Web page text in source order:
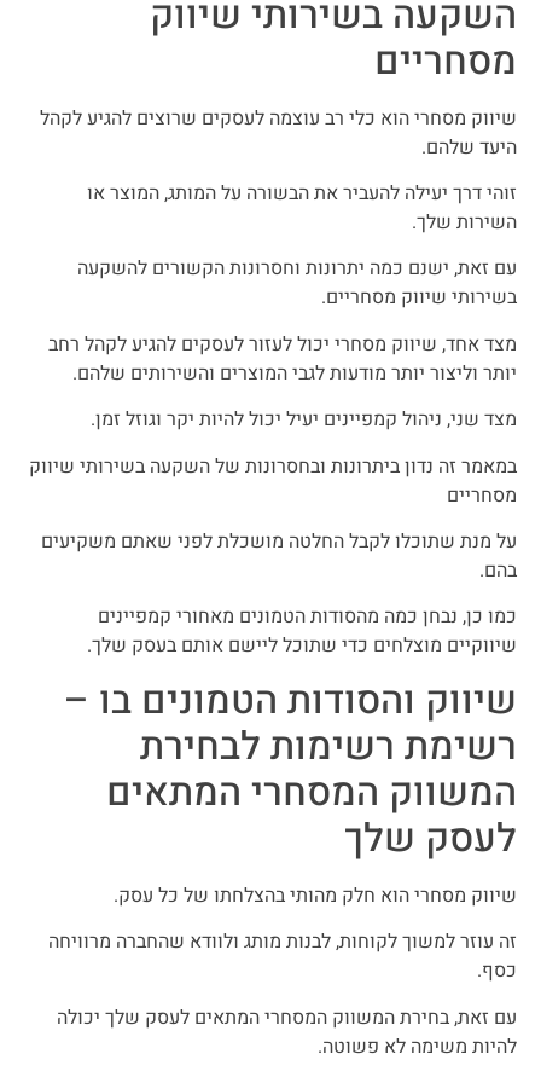
השקעה בשירותי שיווק
מסחריים
שיווק מסחרי הוא כלי רב עוצמה לעסקים שרוצים להגיע לקהל
היעד שלהם.
זוהי דרך יעילה להעביר את הבשורה על המותג, המוצר או
השירות שלך.
עם זאת, ישנם כמה יתרונות וחסרונות הקשורים להשקעה
בשירותי שיווק מסחריים.
מצד אחד, שיווק מסחרי יכול לעזור לעסקים להגיע לקהל רחב
יותר וליצור יותר מודעות לגבי המוצרים והשירותים שלהם.
מצד שני, ניהול קמפיינים יעיל יכול להיות יקר וגוזל זמן.
במאמר זה נדון ביתרונות ובחסרונות של השקעה בשירותי שיווק
מסחריים
על מנת שתוכלו לקבל החלטה מושכלת לפני שאתם משקיעים
בהם.
כמו כן, נבחן כמה מהסודות הטמונים מאחורי קמפיינים
שיווקיים מוצלחים כדי שתוכל ליישם אותם בעסק שלך.
שיווק והסודות הטמונים בו –
רשימת רשימות לבחירת
המשווק המסחרי המתאים
לעסק שלך
שיווק מסחרי הוא חלק מהותי בהצלחתו של כל עסק.
זה עוזר למשוך לקוחות, לבנות מותג ולוודא שהחברה מרוויחה
כסף.
עם זאת, בחירת המשווק המסחרי המתאים לעסק שלך יכולה
להיות משימה לא פשוטה.